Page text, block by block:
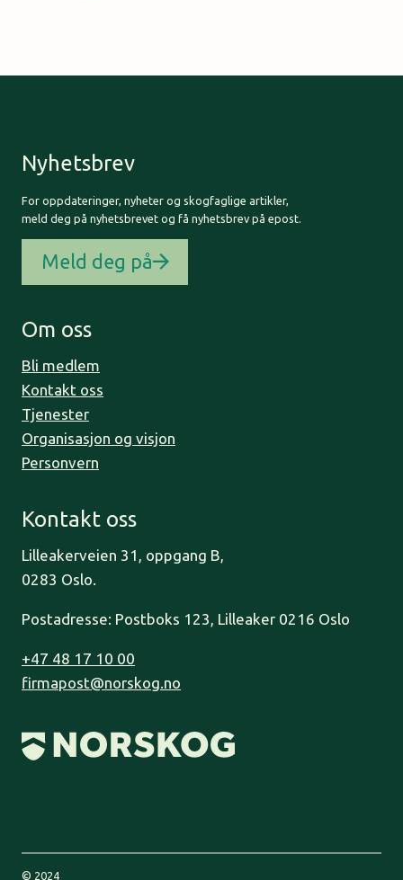
Nyhetsbrev
For oppdateringer, nyheter og skogfaglige artikler,
meld deg på nyhetsbrevet og få nyhetsbrev på epost.
Meld deg på
Om oss
Bli medlem
Kontakt oss
Tjenester
Organisasjon og visjon
Personvern
Kontakt oss
Lilleakerveien 31, oppgang B,
0283 Oslo.
Postadresse: Postboks 123, Lilleaker 0216 Oslo
+47 48 17 10 00
firmapost@norskog.no
© 2024